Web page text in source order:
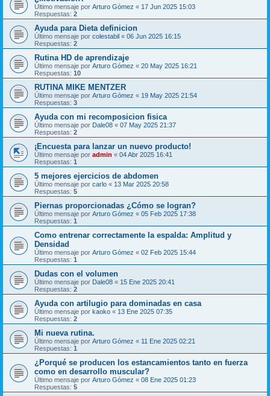
Último mensaje por Arturo Gómez « 17 Jun 2025 15:03
Respuestas: 2
Ayuda para Dieta definicion
Último mensaje por colestabil « 06 Jun 2025 16:15
Respuestas: 2
Rutina HD de aprendizaje
Último mensaje por Arturo Gómez « 20 May 2025 16:21
Respuestas: 10
RUTINA MIKE MENTZER
Último mensaje por Arturo Gómez « 19 May 2025 21:54
Respuestas: 3
Ayuda con mi recomposicion fisica
Último mensaje por Dale08 « 07 May 2025 21:37
Respuestas: 2
¡Encuesta para lanzar un nuevo producto!
Último mensaje por admin « 04 Abr 2025 16:41
Respuestas: 1
5 mejores ejercicios de abdomen
Último mensaje por carlo « 13 Mar 2025 20:58
Respuestas: 5
Piernas proporcionadas ¿Cómo se logran?
Último mensaje por Arturo Gómez « 05 Feb 2025 17:38
Respuestas: 1
Como entrenar correctamente la espalda: Amplitud y
Densidad
Último mensaje por Arturo Gómez « 02 Feb 2025 15:44
Respuestas: 1
Dudas con el volumen
Último mensaje por Dale08 « 15 Ene 2025 20:41
Respuestas: 2
Ayuda con artilugio para dominadas en casa
Último mensaje por kaoko « 13 Ene 2025 07:35
Respuestas: 2
Mi nueva rutina.
Último mensaje por Arturo Gómez « 11 Ene 2025 02:21
Respuestas: 1
¿Porqué se producen los estancamientos tanto en fuerza
como en desarrollo muscular?
Último mensaje por Arturo Gómez « 08 Ene 2025 01:23
Respuestas: 5